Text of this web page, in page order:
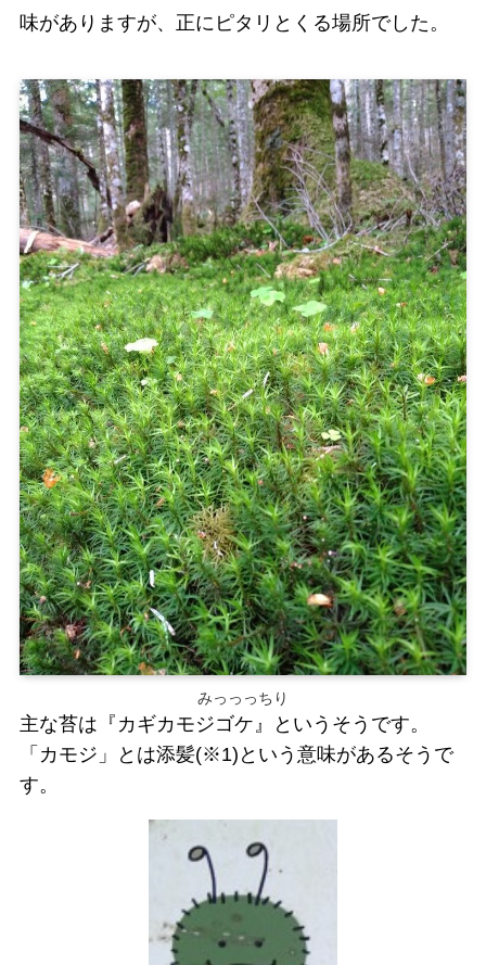
味がありますが、正にピタリとくる場所でした。
みっっっちり
主な苔は『カギカモジゴケ』というそうです。
「カモジ」とは添髪(※1)という意味があるそうで
す。